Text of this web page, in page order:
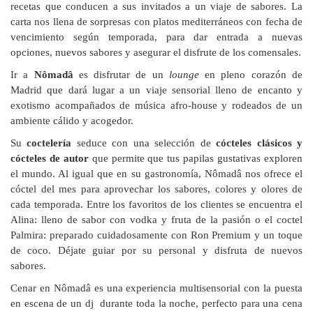
recetas que conducen a sus invitados a un viaje de sabores. La
carta nos llena de sorpresas con platos mediterráneos con fecha de
vencimiento según temporada, para dar entrada a nuevas
opciones, nuevos sabores y asegurar el disfrute de los comensales.
Ir a Nômadâ es disfrutar de un loungeen pleno corazón de
Madrid que dará lugar a un viaje sensorial lleno de encanto y
exotismo acompañados de música afro-house y rodeados de un
ambiente cálido y acogedor.
Sucoctelería seduce con una selección decócteles clásicos y
cócteles de autorque permite que tus papilas gustativas exploren
el mundo. Al igual que en su gastronomía, Nômadâ nos ofrece el
cóctel del mes para aprovechar los sabores, colores y olores de
cada temporada. Entre los favoritos de los clientes se encuentra el
Alina: lleno de sabor con vodka y fruta de la pasión o el coctel
Palmira: preparado cuidadosamente con Ron Premium y un toque
de coco. Déjate guiar por su personal y disfruta de nuevos
sabores.
Cenar en Nômadâ es una experiencia multisensorial con la puesta
en escena de un dj durante toda la noche, perfecto para una cena